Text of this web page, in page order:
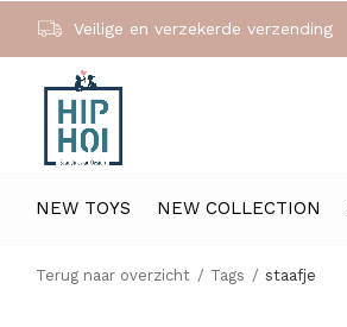
NEW TOYS NEW COLLECTION
Veilige en verzekerde verzending
Terug naar overzicht Tags staafje